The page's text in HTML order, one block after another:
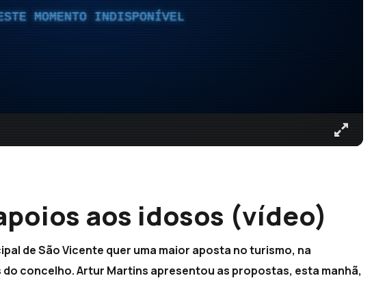
MOMENTO INDISPONÍVEL
aos idosos (vídeo)
de São Vicente quer uma maior aposta no turismo, na
concelho. Artur Martins apresentou as propostas, esta manhã,